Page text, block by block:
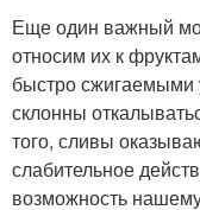
Еще один важный
относим их к
быстро сжигаемыми
склонны
того, сливы
слабительное
возможность нашему